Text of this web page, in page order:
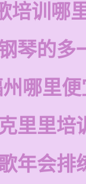
培训哪
琴的多
哪里
里里培
年会排